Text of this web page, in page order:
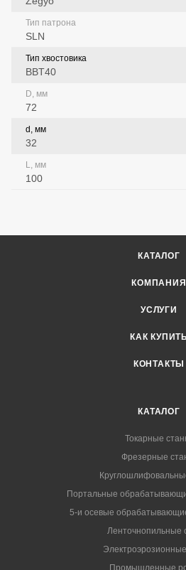
Тип патрона
SLN
Тип хвостовика
BBT40
D, мм
72
d, мм
32
L, мм
100
КАТАЛОГ
КОМПАНИЯ
УСЛУГИ
КАК
КОНТАКТЫ
КАТАЛОГ
Токарные
Фрезерные
Портальные
5-и осевые
Ленточнопильные
Промышленные